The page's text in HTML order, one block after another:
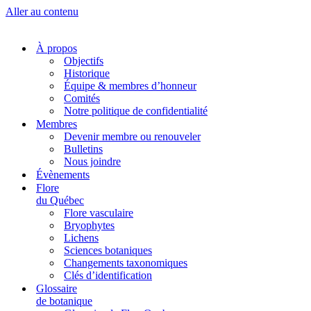
Aller au contenu
À propos
Objectifs
Historique
Équipe & membres d’honneur
Comités
Notre politique de confidentialité
Membres
Devenir membre ou renouveler
Bulletins
Nous joindre
Évènements
Flore
du Québec
Flore vasculaire
Bryophytes
Lichens
Sciences botaniques
Changements taxonomiques
Clés d’identification
Glossaire
de botanique